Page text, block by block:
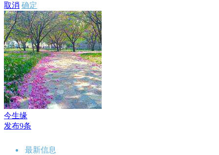
取消 确定
今生缘
发布9条
最新信息